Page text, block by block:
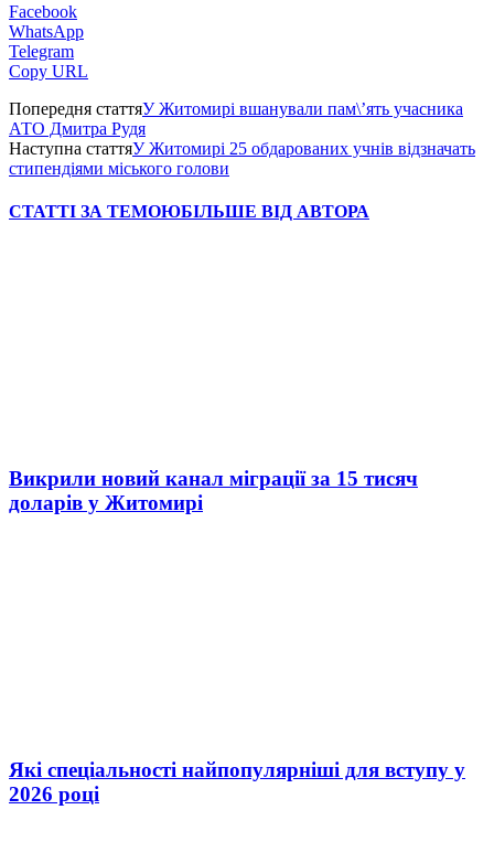
Facebook
WhatsApp
Telegram
Copy URL
Попередня статтяУ Житомирі вшанували пам\’ять учасника
АТО Дмитра Рудя
Наступна статтяУ Житомирі 25 обдарованих учнів відзначать
стипендіями міського голови
СТАТТІ ЗА ТЕМОЮБІЛЬШЕ ВІД АВТОРА
Викрили новий канал міграції за 15 тисяч
доларів у Житомирі
Які спеціальності найпопулярніші для вступу у
2026 році